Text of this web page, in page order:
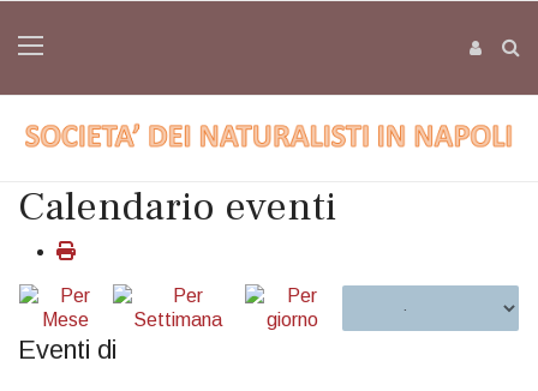
Calendario eventi
Eventi di